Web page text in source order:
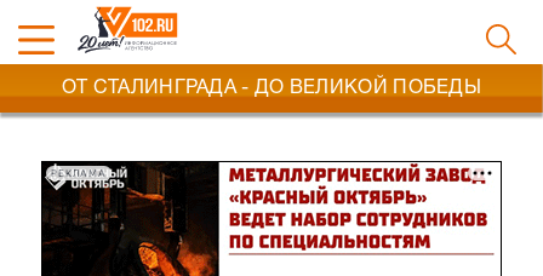
ОТ СТАЛИНГРАДА - ДО ВЕЛИКОЙ ПОБЕДЫ
РЕКЛАМА